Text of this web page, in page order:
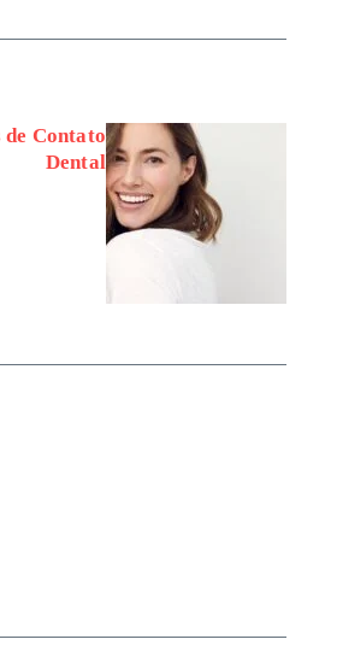
Contato
Dental